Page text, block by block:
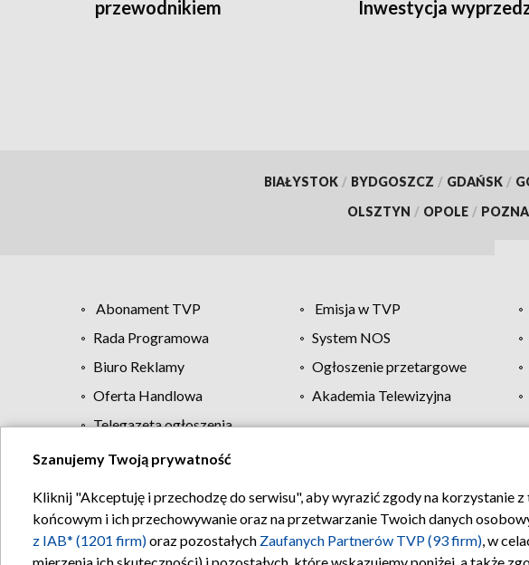
przewodnikiem
Inwestycja
BIAŁYSTOK / BYDGOSZCZ / GDAŃSK /
OLSZTYN / OPOLE /
Abonament TVP Emisja w TVP
Rada Programowa
System NOS
Biuro Reklamy
Ogłoszenie przetargowe
Oferta Handlowa
Akademia Telewizyjna
Telegazeta ogłoszenia
Regulamin TVP Polityka
Szanujemy Twoją prywatność
Kliknij "Akceptuję i przechodzę do serwisu", aby wyrazić zgody na korzystanie
końcowym i ich przechowywanie oraz na przetwarzanie Twoich danych
z IAB* (1201 firm)oraz pozostałych Zaufanych Partnerów TVP (93 firm), w